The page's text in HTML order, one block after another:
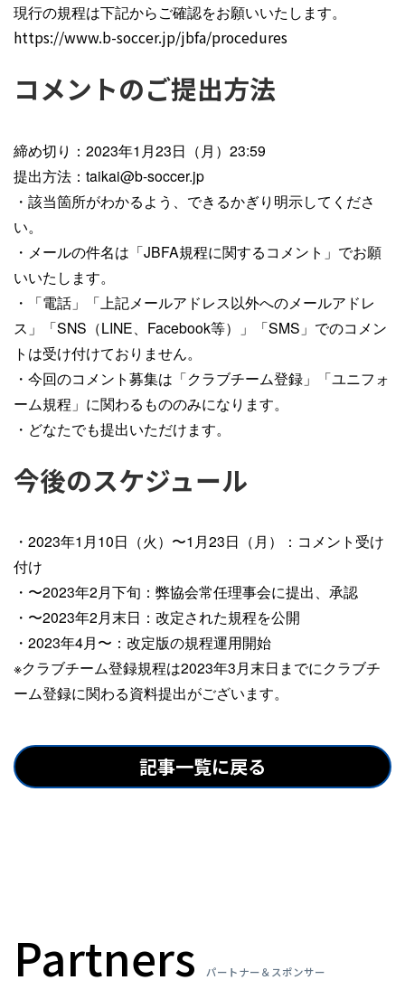
現行の規程は下記からご確認をお願いいたします。
https://www.b-soccer.jp/jbfa/procedures
コメントのご提出方法
締め切り：2023年1月23日（月）23:59
提出方法：taikai@b-soccer.jp
・該当箇所がわかるよう、できるかぎり明示してくださ
い。
・メールの件名は「JBFA規程に関するコメント」でお願
いいたします。
・「電話」「上記メールアドレス以外へのメールアドレ
ス」「SNS（LINE、Facebook等）」「SMS」でのコメン
トは受け付けておりません。
・今回のコメント募集は「クラブチーム登録」「ユニフォ
ーム規程」に関わるもののみになります。
・どなたでも提出いただけます。
今後のスケジュール
・2023年1月10日（火）〜1月23日（月）：コメント受け
付け
・〜2023年2月下旬：弊協会常任理事会に提出、承認
・〜2023年2月末日：改定された規程を公開
・2023年4月〜：改定版の規程運用開始
※クラブチーム登録規程は2023年3月末日までにクラブチ
ーム登録に関わる資料提出がございます。
記事一覧に戻る
Partners パートナー＆スポンサー